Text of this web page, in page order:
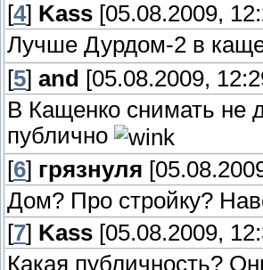
[4] Kass [05.08.2009,
Лучше Дурдом-2 в
[5] and [05.08.2009,
В Кащенко снимать не
публично
[6] грязнуля
Дом? Про стройку?
[7] Kass [05.08.2009,
Какая публичность?